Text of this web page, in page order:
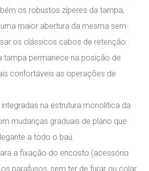
os robustos zíperes da tampa,
maior abertura da mesma sem
os clássicos cabos de retenção:
tampa permanece na posição de
confortáveis as operações de
integradas na estrutura monolítica da
mudanças graduais de plano que
a todo o baú.
a fixação do encosto (acessório
parafusos, sem ter de furar ou colar